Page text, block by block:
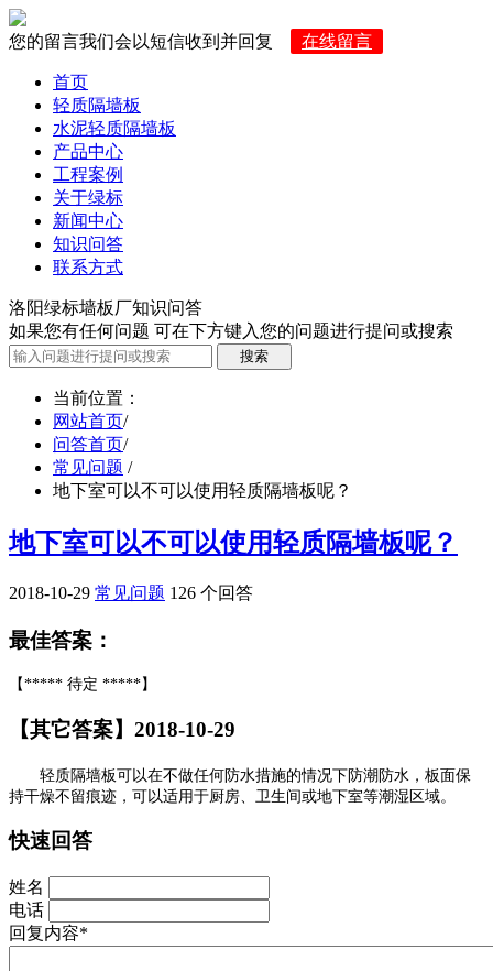
您的留言我们会以短信收到并回复 在线留言
首页
轻质隔墙板
水泥轻质隔墙板
产品中心
工程案例
关于绿标
新闻中心
知识问答
联系方式
洛阳绿标墙板厂知识问答
如果您有任何问题 可在下方键入您的问题进行提问或搜索
当前位置 ：
网站首页/
问答首页/
常见问题 /
地下室可以不可以使用轻质隔墙板呢？
地下室可以不可以使用轻质隔墙板呢？
2018-10-29 常见问题 126 个回答
最佳答案：
【***** 待定 *****】
【其它答案】2018-10-29
轻质隔墙板可以在不做任何防水措施的情况下防潮防水，板面保
持干燥不留痕迹，可以适用于厨房、卫生间或地下室等潮湿区域。
快速回答
姓名
电话
回复内容*